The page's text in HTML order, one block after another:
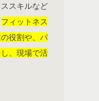
スキルなど
フィットネス
役割や、パ
、現場で活